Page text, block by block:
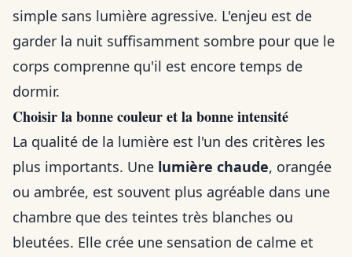
simple sans lumière agressive. L'enjeu est de
garder la nuit suffisamment sombre pour que le
corps comprenne qu'il est encore temps de
dormir.
Choisir la bonne couleur et la bonne intensité
La qualité de la lumière est l'un des critères les
plus importants. Une lumière chaude, orangée
ou ambrée, est souvent plus agréable dans une
chambre que des teintes très blanches ou
bleutées. Elle crée une sensation de calme et